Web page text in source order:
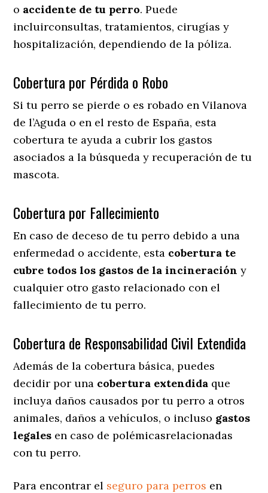
o accidente de tu perro. Puede
incluirconsultas, tratamientos, cirugías y
hospitalización, dependiendo de la póliza.
Cobertura por Pérdida o Robo
Si tu perro se pierde o es robado en Vilanova
de l’Aguda o en el resto de España, esta
cobertura te ayuda a cubrir los gastos
asociados a la búsqueda y recuperación de tu
mascota.
Cobertura por Fallecimiento
En caso de deceso de tu perro debido a una
enfermedad o accidente, esta cobertura te
cubre todos los gastos de la incineración y
cualquier otro gasto relacionado con el
fallecimiento de tu perro.
Cobertura de Responsabilidad Civil Extendida
Además de la cobertura básica, puedes
decidir por una cobertura extendida que
incluya daños causados por tu perro a otros
animales, daños a vehículos, o incluso gastos
legales en caso de polémicasrelacionadas
con tu perro.
Para encontrar el seguro para perros en